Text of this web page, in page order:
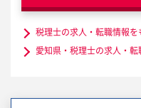
税理士の求人・転職情報を
愛知県・税理士の求人・